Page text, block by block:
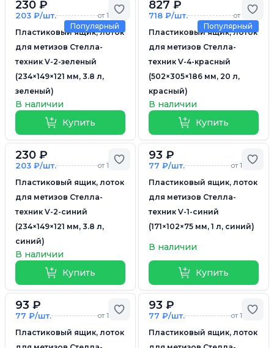
Добавить в избранное
Популярный
230 ₽
203 ₽/шт. от 10 шт.
Пластиковый ящик, лоток
для метизов Стелла-
техник V-2-зеленый
(234×149×121 мм, 3.8 л,
зеленый)
В наличии
Купить
Популярный
827 ₽
718 ₽/шт. от 5 шт.
Пластиковый ящик, лоток
для метизов Стелла-
техник V-4-красный
(502×305×186 мм, 20 л,
красный)
В наличии
Купить
Добавить в избранное
230 ₽
203 ₽/шт. от 10 шт.
Пластиковый ящик, лоток
для метизов Стелла-
техник V-2-синий
(234×149×121 мм, 3.8 л,
синий)
В наличии
Купить
93 ₽
77 ₽/шт. от 10 шт.
Пластиковый ящик, лоток
для метизов Стелла-
техник V-1-синий
(171×102×75 мм, 1 л, синий)
В наличии
Купить
Добавить в избранное
93 ₽
77 ₽/шт. от 10 шт.
Пластиковый ящик, лоток
93 ₽
77 ₽/шт. от 10 шт.
Пластиковый ящик, лоток